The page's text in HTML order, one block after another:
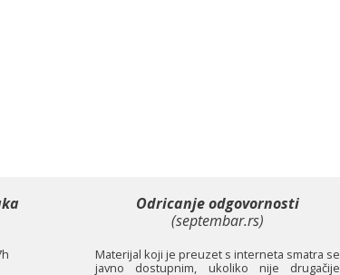
Odricanje odgovornosti
(septembar.rs)
Materijal koji je preuzet s interneta smatra se
javno dostupnim, ukoliko nije drugačije